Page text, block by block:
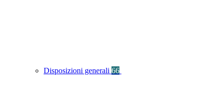
Disposizioni generali 66